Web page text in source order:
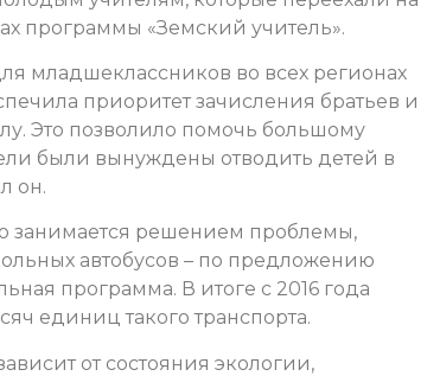
программы «Земский учитель».
младшеклассников во всех регионах
приоритет зачисления братьев и
Это позволило помочь большому
были вынуждены отводить детей в
он.
занимается решением проблемы,
автобусов – по предложению
программа. В итоге с 2016 года
единиц такого транспорта.
от состояния экологии,